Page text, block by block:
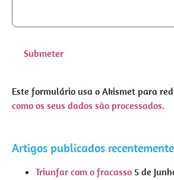
Este formulário usa o Akismet para
como os seus dados são processados.
Artigos publicados
Triunfar com o fracasso 5 de